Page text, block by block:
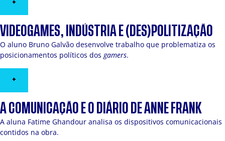
+
VIDEOGAMES, INDÚSTRIA E (DES)POLITIZAÇÃO
O aluno Bruno Galvão desenvolve trabalho que problematiza os
posicionamentos políticos dos gamers.
+
A COMUNICAÇÃO E O DIÁRIO DE ANNE FRANK
A aluna Fatime Ghandour analisa os dispositivos comunicacionais
contidos na obra.